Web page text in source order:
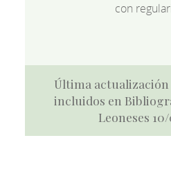
con
Última
incluidos en
Leoneses